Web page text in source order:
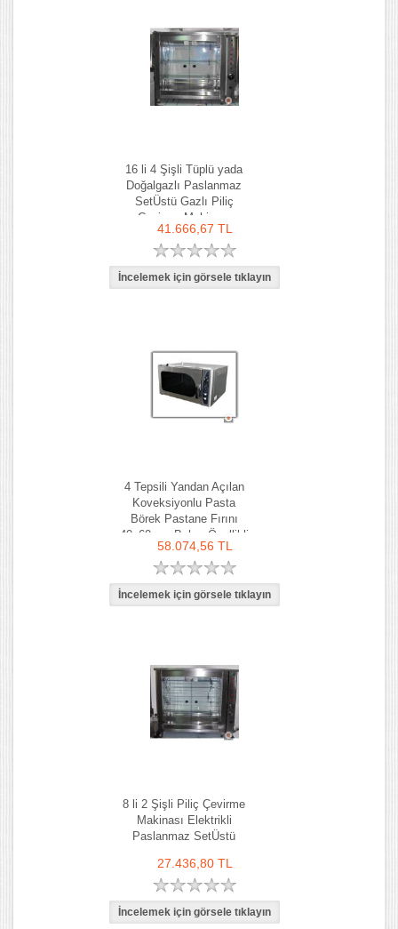
16 li 4 Şişli Tüplü yada
Doğalgazlı Paslanmaz
SetÜstü Gazlı Piliç
Çevirme Makinası
41.666,67 TL
4 Tepsili Yandan Açılan
Koveksiyonlu Pasta
Börek Pastane Fırını
40x60 cm Buhar Özellikli
58.074,56 TL
8 li 2 Şişli Piliç Çevirme
Makinası Elektrikli
Paslanmaz SetÜstü
27.436,80 TL